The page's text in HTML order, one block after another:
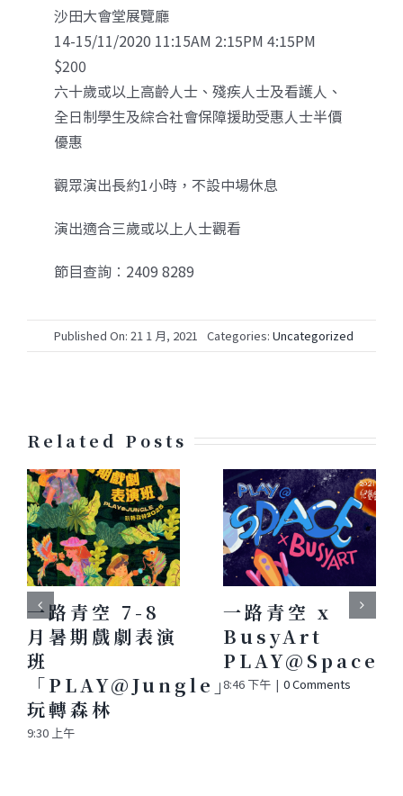
沙田大會堂展覽廳
14-15/11/2020 11:15AM 2:15PM 4:15PM
$200
六十歲或以上高齡人士、殘疾人士及看護人、
全日制學生及綜合社會保障援助受惠人士半價
優惠
觀眾演出長約1小時，不設中場休息
演出適合三歲或以上人士觀看
節目查詢︰2409 8289
Published On: 21 1 月, 2021 Categories: Uncategorized
Related Posts
一路青空 7-8
月暑期戲劇表演
班
「PLAY@Jungle」
玩轉森林
9:30 上午
一路青空 x
BusyArt
PLAY@Space
8:46 下午 | 0 Comments